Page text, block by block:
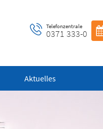
Telefonzentrale
0371 333-0
Aktuelles